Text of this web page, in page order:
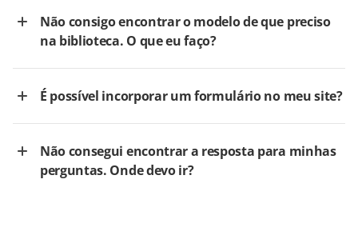
Não consigo encontrar o modelo de que preciso
na biblioteca. O que eu faço?
É possível incorporar um formulário no meu site?
Não consegui encontrar a resposta para minhas
perguntas. Onde devo ir?